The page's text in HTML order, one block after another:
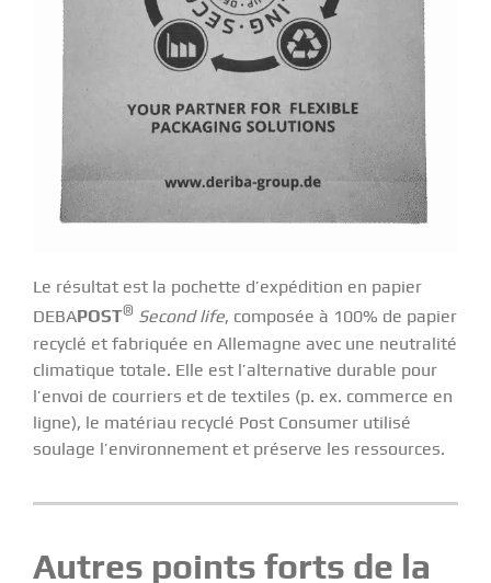
Le résultat est la pochette d’expédition en papier
DEBAPOST® Second life, composée à 100% de papier
recyclé et fabriquée en Allemagne avec une neutralité
climatique totale. Elle est l’alternative durable pour
l’envoi de courriers et de textiles (p. ex. commerce en
ligne), le matériau recyclé Post Consumer utilisé
soulage l’environnement et préserve les ressources.
Autres points forts de la